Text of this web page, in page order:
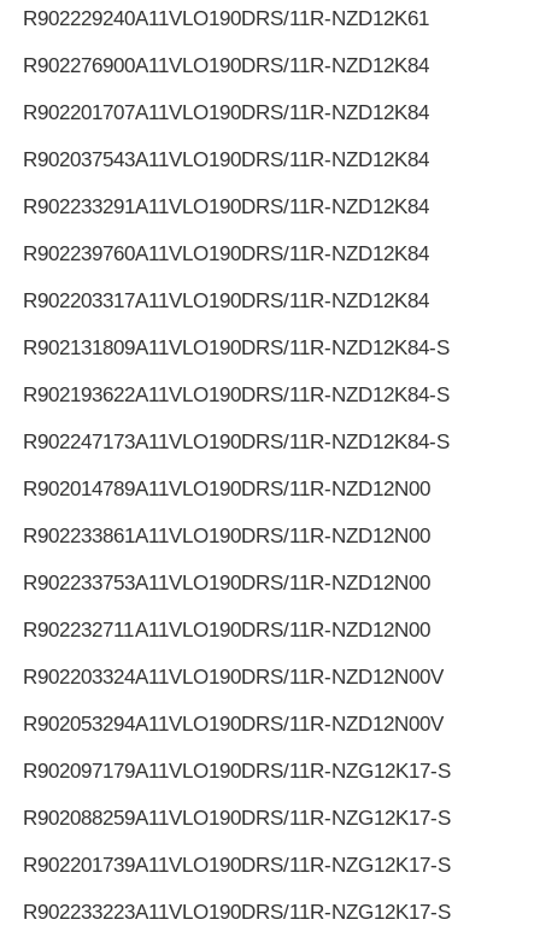
R902229240A11VLO190DRS/11R-NZD12K61
R902276900A11VLO190DRS/11R-NZD12K84
R902201707A11VLO190DRS/11R-NZD12K84
R902037543A11VLO190DRS/11R-NZD12K84
R902233291A11VLO190DRS/11R-NZD12K84
R902239760A11VLO190DRS/11R-NZD12K84
R902203317A11VLO190DRS/11R-NZD12K84
R902131809A11VLO190DRS/11R-NZD12K84-S
R902193622A11VLO190DRS/11R-NZD12K84-S
R902247173A11VLO190DRS/11R-NZD12K84-S
R902014789A11VLO190DRS/11R-NZD12N00
R902233861A11VLO190DRS/11R-NZD12N00
R902233753A11VLO190DRS/11R-NZD12N00
R902232711A11VLO190DRS/11R-NZD12N00
R902203324A11VLO190DRS/11R-NZD12N00V
R902053294A11VLO190DRS/11R-NZD12N00V
R902097179A11VLO190DRS/11R-NZG12K17-S
R902088259A11VLO190DRS/11R-NZG12K17-S
R902201739A11VLO190DRS/11R-NZG12K17-S
R902233223A11VLO190DRS/11R-NZG12K17-S